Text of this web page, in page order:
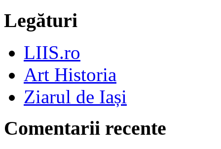
Legături
LIIS.ro
Art Historia
Ziarul de Iași
Comentarii recente